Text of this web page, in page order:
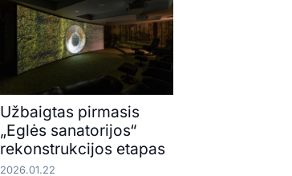
Užbaigtas pirmasis
„Eglės sanatorijos“
rekonstrukcijos etapas
2026.01.22